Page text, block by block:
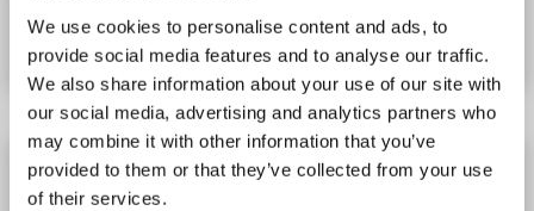
We use cookies to personalise content and ads, to
provide social media features and to analyse our traffic.
We also share information about your use of our site with
our social media, advertising and analytics partners who
may combine it with other information that you’ve
provided to them or that they’ve collected from your use
of their services.
Fiche technique Détails
IRS4 anticorps (AA 401-500) (AbBy Fluor® 680)
IRS4 Reactivité: Souris, Rat